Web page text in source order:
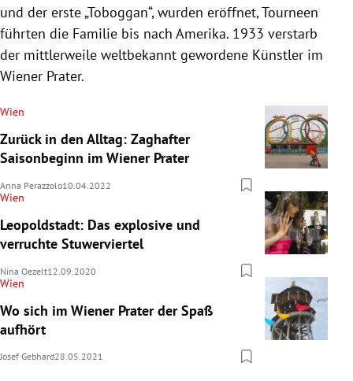
und der erste „Toboggan“, wurden eröffnet, Tourneen
führten die Familie bis nach Amerika. 1933 verstarb
der mittlerweile weltbekannt gewordene Künstler im
Wiener Prater.
Wien
Zurück in den Alltag: Zaghafter
Saisonbeginn im Wiener Prater
Anna Perazzolo10.04.2022
Wien
Leopoldstadt: Das explosive und
verruchte Stuwerviertel
Nina Oezelt12.09.2020
Wien
Wo sich im Wiener Prater der Spaß
aufhört
Josef Gebhard28.05.2021